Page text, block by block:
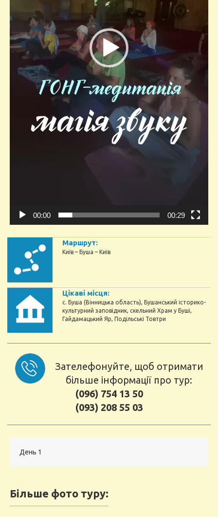
00:00 00:29
Маршрут:
Київ – Буша – Київ
Цікаві місця:
с. Буша (Вінницька область), Бушанський історико-
культурний заповідник, скельний Храм у Буші,
Гайдамацький Яр, Подільські Товтри
Зателефонуйте, щоб отримати
більше інформації про тур:
(096) 754 13 50
(093) 208 55 03
День 1
Більше фото туру: